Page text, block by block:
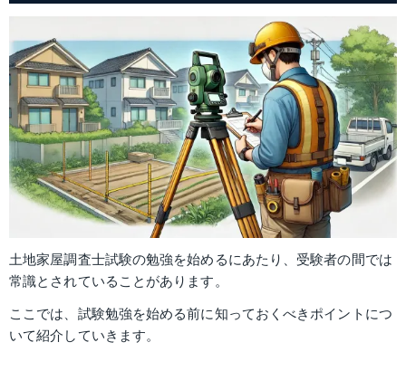
土地家屋調査士試験の勉強を始めるにあたり、受験者の間では
常識とされていることがあります。
ここでは、試験勉強を始める前に知っておくべきポイントにつ
いて紹介していきます。